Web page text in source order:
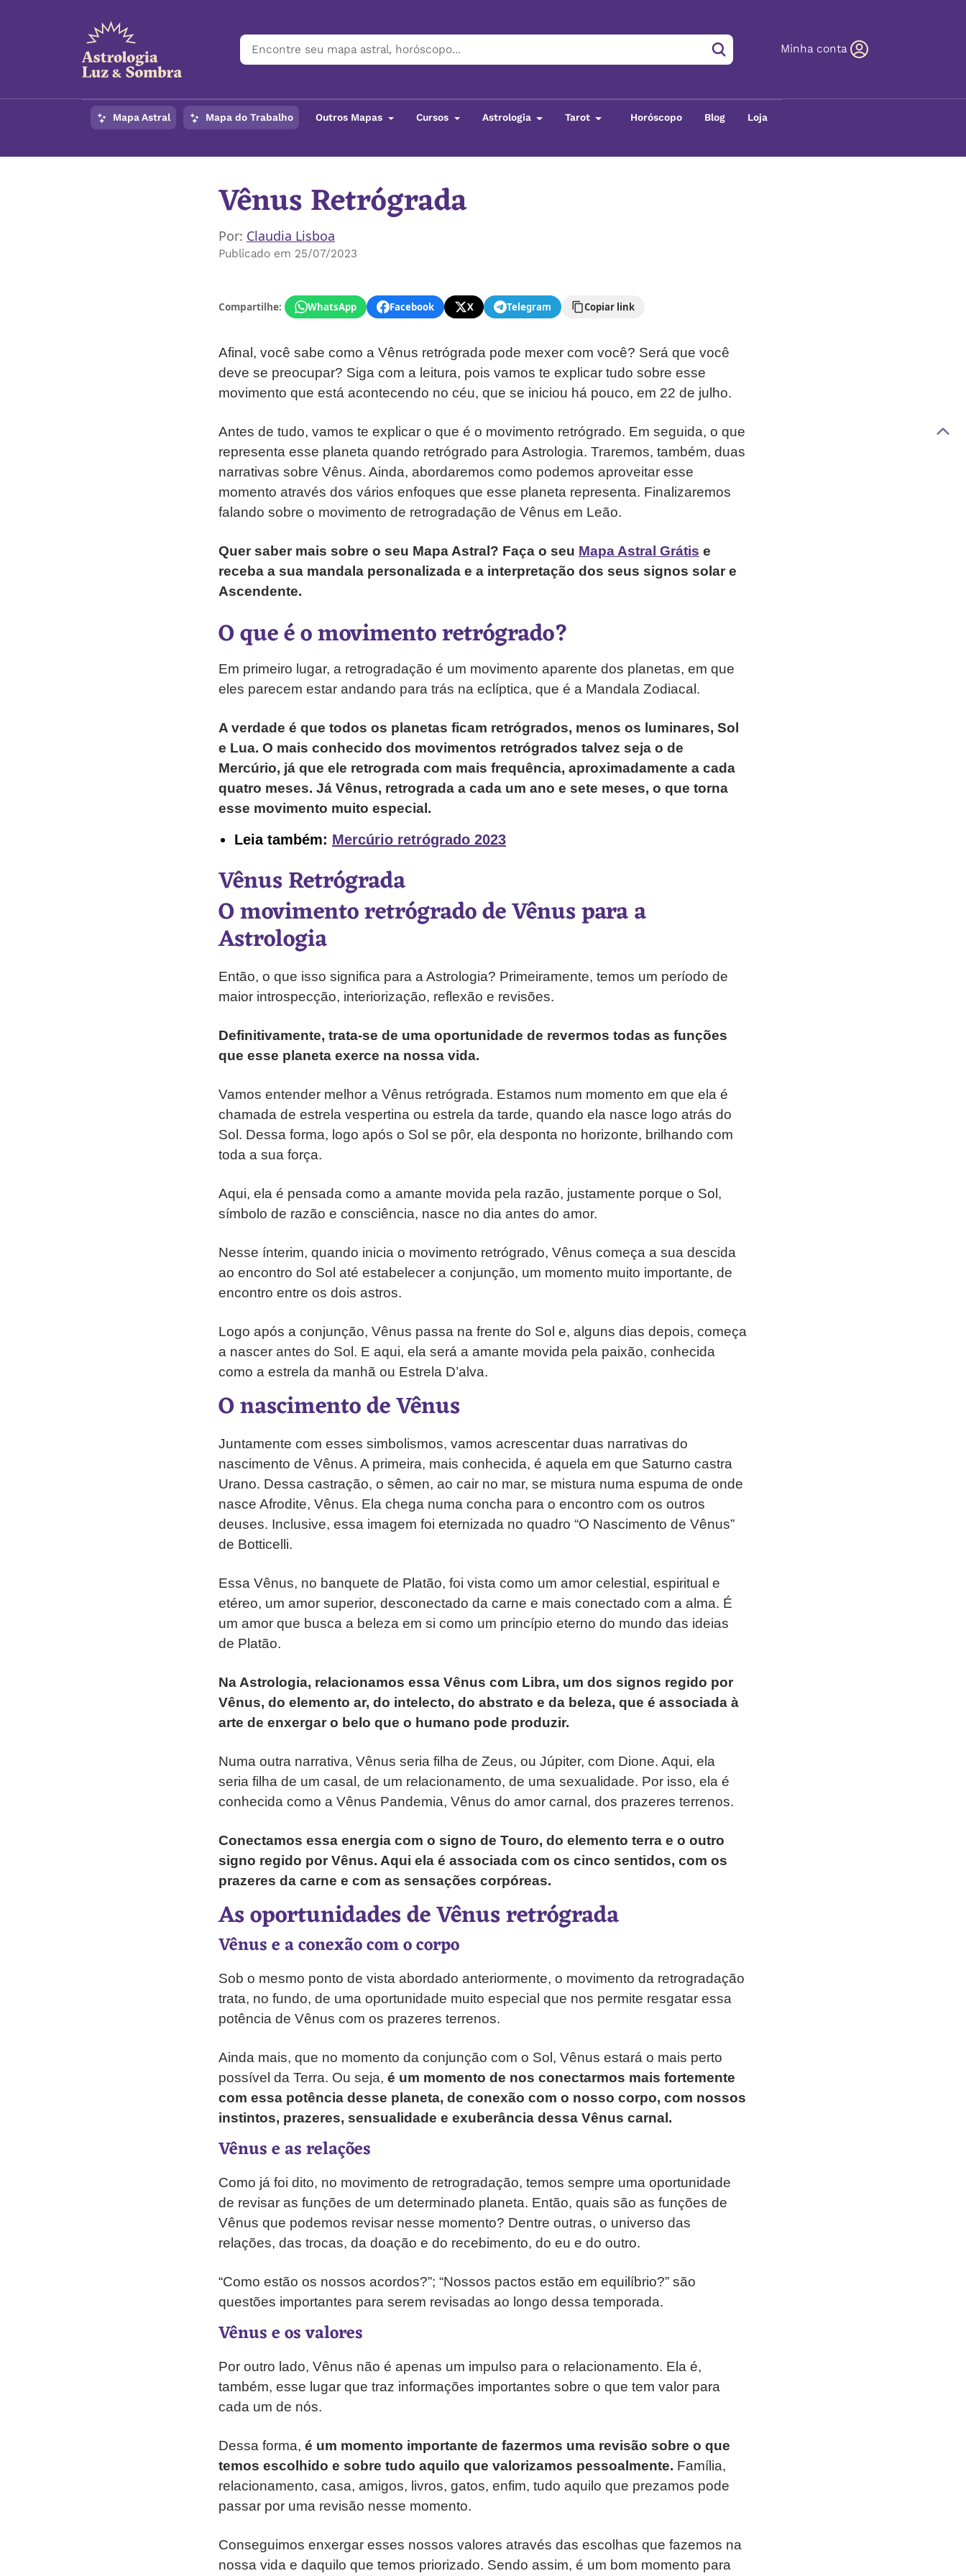
Minha conta
Mapa Astral Mapa do Trabalho Outros Mapas Cursos Astrologia Tarot Horóscopo Blog Loja
Vênus Retrógrada
Por: Claudia Lisboa
Publicado em 25/07/2023
Compartilhe: WhatsApp Facebook X Telegram Copiar link
Afinal, você sabe como a Vênus retrógrada pode mexer com você? Será que você
deve se preocupar? Siga com a leitura, pois vamos te explicar tudo sobre esse
movimento que está acontecendo no céu, que se iniciou há pouco, em 22 de julho.
Antes de tudo, vamos te explicar o que é o movimento retrógrado. Em seguida, o que
representa esse planeta quando retrógrado para Astrologia. Traremos, também, duas
narrativas sobre Vênus. Ainda, abordaremos como podemos aproveitar esse
momento através dos vários enfoques que esse planeta representa. Finalizaremos
falando sobre o movimento de retrogradação de Vênus em Leão.
Quer saber mais sobre o seu Mapa Astral? Faça o seu Mapa Astral Grátis e
receba a sua mandala personalizada e a interpretação dos seus signos solar e
Ascendente.
O que é o movimento retrógrado?
Em primeiro lugar, a retrogradação é um movimento aparente dos planetas, em que
eles parecem estar andando para trás na eclíptica, que é a Mandala Zodiacal.
A verdade é que todos os planetas ficam retrógrados, menos os luminares, Sol
e Lua. O mais conhecido dos movimentos retrógrados talvez seja o de
Mercúrio, já que ele retrograda com mais frequência, aproximadamente a cada
quatro meses. Já Vênus, retrograda a cada um ano e sete meses, o que torna
esse movimento muito especial.
Leia também: Mercúrio retrógrado 2023
Vênus Retrógrada
O movimento retrógrado de Vênus para a
Astrologia
Então, o que isso significa para a Astrologia? Primeiramente, temos um período de
maior introspecção, interiorização, reflexão e revisões.
Definitivamente, trata-se de uma oportunidade de revermos todas as funções
que esse planeta exerce na nossa vida.
Vamos entender melhor a Vênus retrógrada. Estamos num momento em que ela é
chamada de estrela vespertina ou estrela da tarde, quando ela nasce logo atrás do
Sol. Dessa forma, logo após o Sol se pôr, ela desponta no horizonte, brilhando com
toda a sua força.
Aqui, ela é pensada como a amante movida pela razão, justamente porque o Sol,
símbolo de razão e consciência, nasce no dia antes do amor.
Nesse ínterim, quando inicia o movimento retrógrado, Vênus começa a sua descida
ao encontro do Sol até estabelecer a conjunção, um momento muito importante, de
encontro entre os dois astros.
Logo após a conjunção, Vênus passa na frente do Sol e, alguns dias depois, começa
a nascer antes do Sol. E aqui, ela será a amante movida pela paixão, conhecida
como a estrela da manhã ou Estrela D’alva.
O nascimento de Vênus
Juntamente com esses simbolismos, vamos acrescentar duas narrativas do
nascimento de Vênus. A primeira, mais conhecida, é aquela em que Saturno castra
Urano. Dessa castração, o sêmen, ao cair no mar, se mistura numa espuma de onde
nasce Afrodite, Vênus. Ela chega numa concha para o encontro com os outros
deuses. Inclusive, essa imagem foi eternizada no quadro “O Nascimento de Vênus”
de Botticelli.
Essa Vênus, no banquete de Platão, foi vista como um amor celestial, espiritual e
etéreo, um amor superior, desconectado da carne e mais conectado com a alma. É
um amor que busca a beleza em si como um princípio eterno do mundo das ideias
de Platão.
Na Astrologia, relacionamos essa Vênus com Libra, um dos signos regido por
Vênus, do elemento ar, do intelecto, do abstrato e da beleza, que é associada à
arte de enxergar o belo que o humano pode produzir.
Numa outra narrativa, Vênus seria filha de Zeus, ou Júpiter, com Dione. Aqui, ela
seria filha de um casal, de um relacionamento, de uma sexualidade. Por isso, ela é
conhecida como a Vênus Pandemia, Vênus do amor carnal, dos prazeres terrenos.
Conectamos essa energia com o signo de Touro, do elemento terra e o outro
signo regido por Vênus. Aqui ela é associada com os cinco sentidos, com os
prazeres da carne e com as sensações corpóreas.
As oportunidades de Vênus retrógrada
Vênus e a conexão com o corpo
Sob o mesmo ponto de vista abordado anteriormente, o movimento da retrogradação
trata, no fundo, de uma oportunidade muito especial que nos permite resgatar essa
potência de Vênus com os prazeres terrenos.
Ainda mais, que no momento da conjunção com o Sol, Vênus estará o mais perto
possível da Terra. Ou seja, é um momento de nos conectarmos mais fortemente
com essa potência desse planeta, de conexão com o nosso corpo, com nossos
instintos, prazeres, sensualidade e exuberância dessa Vênus carnal.
Vênus e as relações
Como já foi dito, no movimento de retrogradação, temos sempre uma oportunidade
de revisar as funções de um determinado planeta. Então, quais são as funções de
Vênus que podemos revisar nesse momento? Dentre outras, o universo das
relações, das trocas, da doação e do recebimento, do eu e do outro.
“Como estão os nossos acordos?”; “Nossos pactos estão em equilíbrio?” são
questões importantes para serem revisadas ao longo dessa temporada.
Vênus e os valores
Por outro lado, Vênus não é apenas um impulso para o relacionamento. Ela é,
também, esse lugar que traz informações importantes sobre o que tem valor para
cada um de nós.
Dessa forma, é um momento importante de fazermos uma revisão sobre o que
temos escolhido e sobre tudo aquilo que valorizamos pessoalmente. Família,
relacionamento, casa, amigos, livros, gatos, enfim, tudo aquilo que prezamos pode
passar por uma revisão nesse momento.
Conseguimos enxergar esses nossos valores através das escolhas que fazemos na
nossa vida e daquilo que temos priorizado. Sendo assim, é um bom momento para